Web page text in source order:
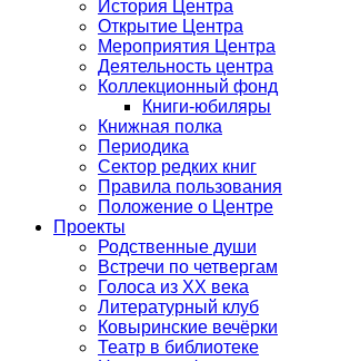
История Центра
Открытие Центра
Мероприятия Центра
Деятельность центра
Коллекционный фонд
Книги-юбиляры
Книжная полка
Периодика
Сектор редких книг
Правила пользования
Положение о Центре
Проекты
Родственные души
Встречи по четвергам
Голоса из ХХ века
Литературный клуб
Ковыринские вечёрки
Театр в библиотеке